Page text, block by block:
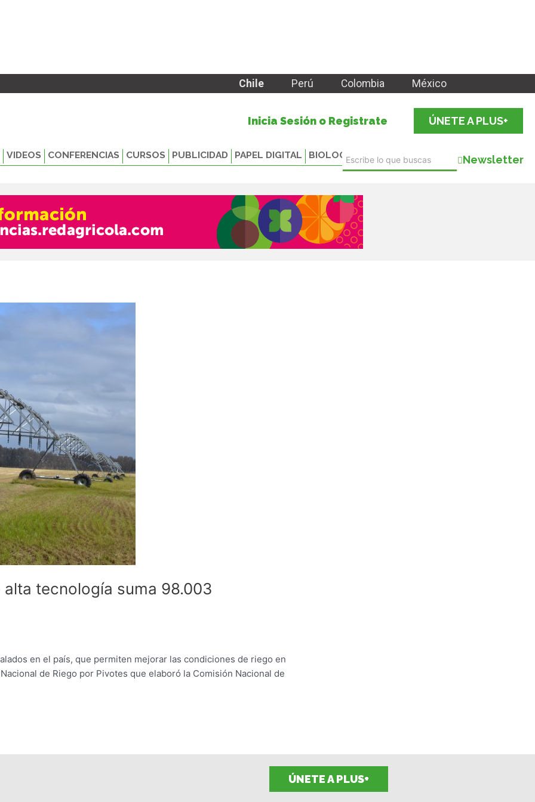
Chile Perú Colombia México
Inicia Sesión o Registrate ÚNETE A PLUS+
VIDEOS CONFERENCIAS CURSOS PUBLICIDAD PAPEL DIGITAL BIOLOGICALS Newsletter
tecnología suma 98.003
en el país, que permiten mejorar las condiciones de riego en
de Riego por Pivotes que elaboró la Comisión Nacional de
ÚNETE A PLUS+